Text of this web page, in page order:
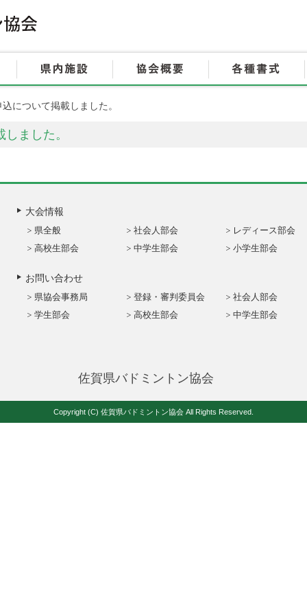
HOME 大会情報 県内施設
について掲載しました。
ました。
大会情報
県全般 社会人部会
レディース部会
高校生部会
中学生部会 小学生部会
お問い合わせ
県協会事務局 登録・審判委員会
社会人部会
学生部会
高校生部会 中学生部会
佐賀県バドミントン協会
Copyright (C) 佐賀県バドミントン協会 All Rights Reserved.